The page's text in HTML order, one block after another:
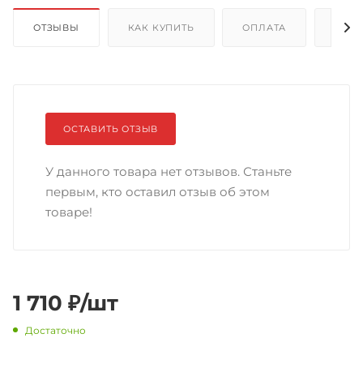
ОТЗЫВЫ КАК КУПИТЬ ОПЛАТА
ОСТАВИТЬ ОТЗЫВ
У данного товара нет отзывов. Станьте
первым, кто оставил отзыв об этом
товаре!
1 710 ₽/шт
Достаточно